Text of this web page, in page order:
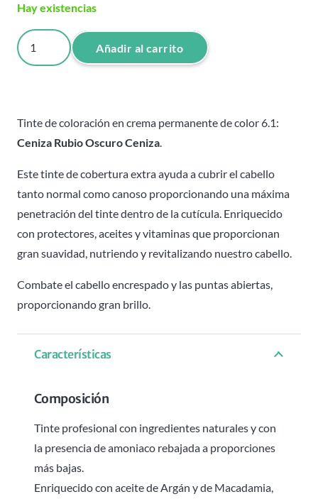
Hay existencias
Tinte
Rubio
6.1
Attraxtion
100ml
cantidad
Añadir al carrito
Tinte de coloración en crema permanente de color 6.1:
Ceniza Rubio Oscuro Ceniza
Este tinte de cobertura extra ayuda a cubrir el cabello
tanto normal como canoso proporcionando una máxima
penetración del tinte dentro de la cutícula. Enriquecido
con protectores, aceites y vitaminas que proporcionan
gran suavidad, nutriendo y revitalizando nuestro cabello.
Combate el cabello encrespado y las puntas abiertas,
proporcionando gran brillo.
Características
Composición
Tinte profesional con ingredientes naturales y con
la presencia de amoniaco rebajada a proporciones
más bajas.
Enriquecido con aceite de Argán y de Macadamia,